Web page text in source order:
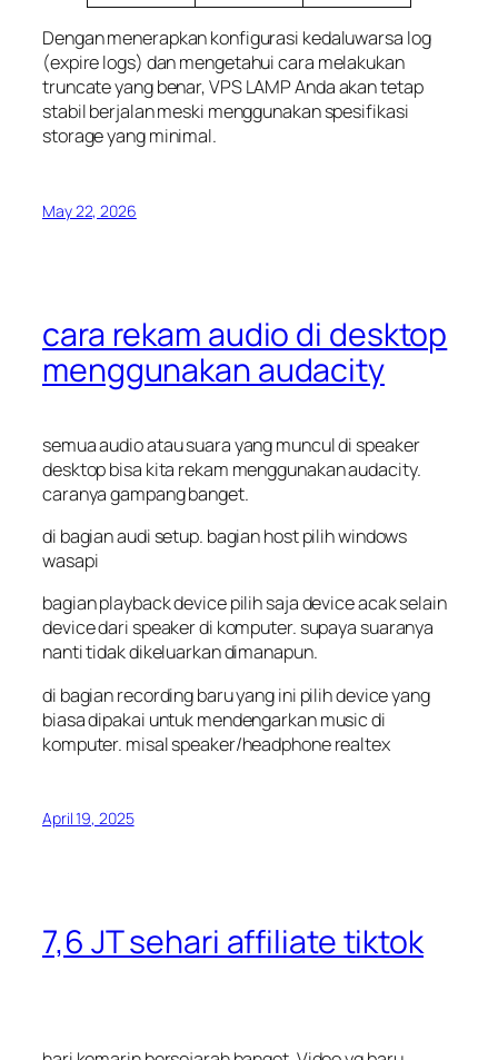
Dengan menerapkan konfigurasi kedaluwarsa log
(expire logs) dan mengetahui cara melakukan
truncateyang benar, VPS LAMP Anda akan tetap
stabil berjalan meski menggunakan spesifikasi
storage yang minimal.
May 22, 2026
cara rekam audio di desktop
menggunakan audacity
semua audio atau suara yang muncul di speaker
desktop bisa kita rekam menggunakan audacity.
caranya gampang banget.
di bagian audi setup. bagian host pilih windows
wasapi
bagian playback device pilih saja device acak selain
device dari speaker di komputer. supaya suaranya
nanti tidak dikeluarkan dimanapun.
di bagian recording baru yang ini pilih device yang
biasa dipakai untuk mendengarkan music di
komputer. misal speaker/headphone realtex
April 19, 2025
7,6 JT sehari affiliate tiktok